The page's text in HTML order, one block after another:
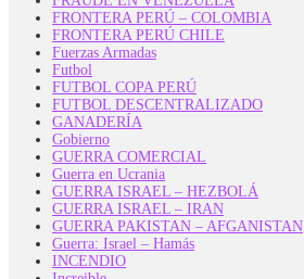
FRONTERA PERÚ – COLOMBIA
FRONTERA PERÚ CHILE
Fuerzas Armadas
Futbol
FUTBOL COPA PERÚ
FUTBOL DESCENTRALIZADO
GANADERÍA
Gobierno
GUERRA COMERCIAL
Guerra en Ucrania
GUERRA ISRAEL – HEZBOLÁ
GUERRA ISRAEL – IRAN
GUERRA PAKISTAN – AFGANISTAN
Guerra: Israel – Hamás
INCENDIO